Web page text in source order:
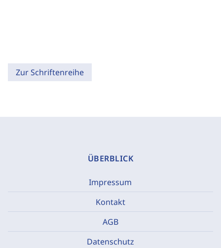
Zur Schriftenreihe
ÜBERBLICK
Impressum
Kontakt
AGB
Datenschutz